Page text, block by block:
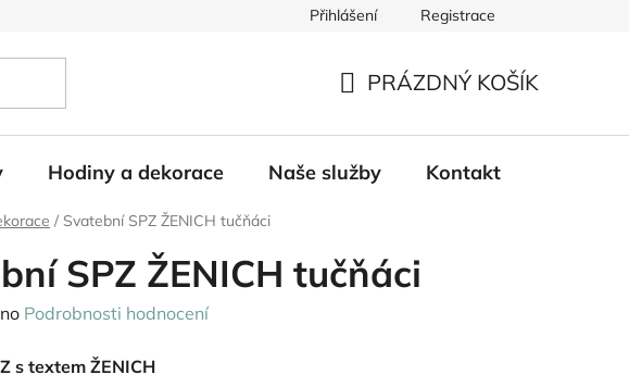
Přihlášení Registrace
KOŠÍK
PRÁZDNÝ KOŠÍK
Hodiny a dekorace Naše služby Kontakt
/ Svatební SPZ ŽENICH tučňáci
SPZ ŽENICH tučňáci
Podrobnosti hodnocení
s textem ŽENICH